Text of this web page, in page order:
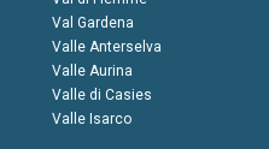
Val Gardena
Valle Anterselva
Valle Aurina
Valle di Casies
Valle Isarco